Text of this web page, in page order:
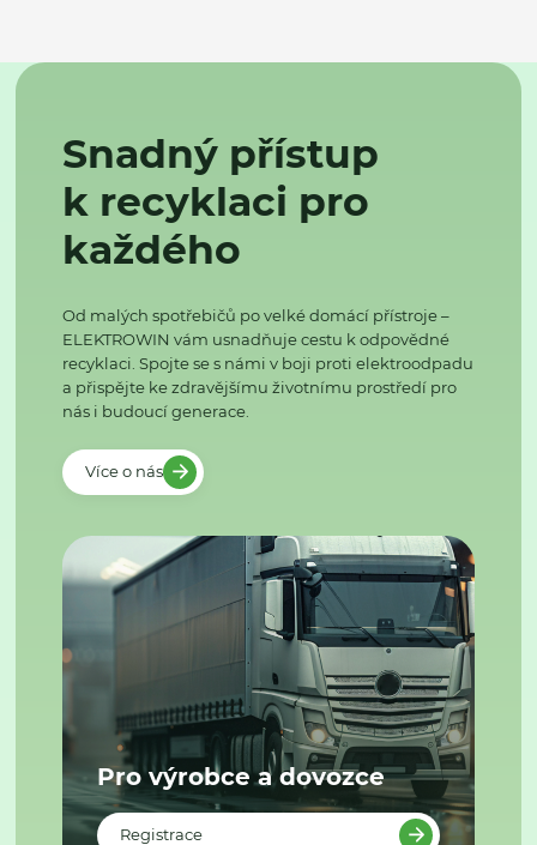
Snadný přístup
k recyklaci pro
každého
Od malých spotřebičů po velké domácí přístroje –
ELEKTROWIN vám usnadňuje cestu k odpovědné
recyklaci. Spojte se s námi v boji proti elektroodpadu
a přispějte ke zdravějšímu životnímu prostředí pro
nás i budoucí generace.
Více o nás
Pro výrobce a dovozce
Registrace